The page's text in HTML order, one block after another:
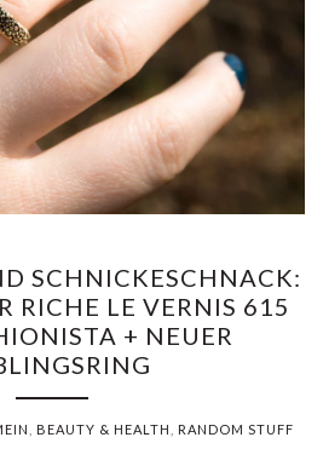
SCHNICKESCHNACK:
RICHE LE VERNIS 615
+ NEUER
BEAUTY & HEALTH RANDOM STUFF